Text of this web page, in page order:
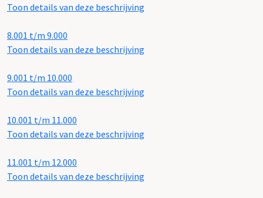
Toon details van deze beschrijving
8.001 t/m 9.000
Toon details van deze beschrijving
9.001 t/m 10.000
Toon details van deze beschrijving
10.001 t/m 11.000
Toon details van deze beschrijving
11.001 t/m 12.000
Toon details van deze beschrijving